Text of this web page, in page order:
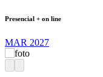
Presencial + on line
MAR 2027